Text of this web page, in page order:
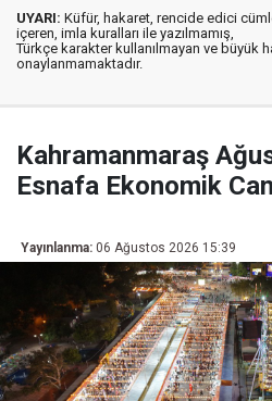
UYARI: Küfür, hakaret, rencide edici
içeren, imla kuralları ile yazılmamış,
Türkçe karakter kullanılmayan ve büyük
onaylanmamaktadır.
Kahramanmaraş
Esnafa Ekonomik
Yayınlanma: 06 Ağustos 2026 15:39